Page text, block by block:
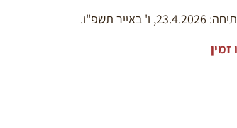
באייר תשפ"ו.
זמין